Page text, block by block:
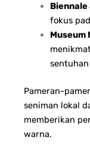
fokus
Museum
Pameran-
seniman lokal
memberikan
warna.